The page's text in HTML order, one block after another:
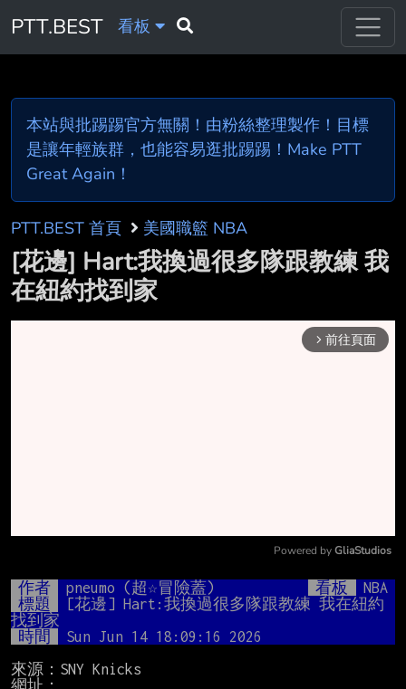
PTT.BEST 看板
本站與批踢踢官方無關！由粉絲整理製作！目標
是讓年輕族群，也能容易逛批踢踢！Make PTT
Great Again！
PTT.BEST 首頁 美國職籃 NBA
[花邊] Hart:我換過很多隊跟教練 我
在紐約找到家
arrow_forward_ios 前往頁面
Mute
Powered by GliaStudios
作者 pneumo (超☆冒險蓋) 看板
NBA
標題
[花邊] Hart:我換過很多隊跟教練 我在紐約
找到家
時間
Sun Jun 14 18:09:16 2026
來源：SNY Knicks
網址：